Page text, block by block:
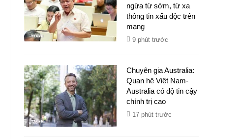
ngừa từ sớm, từ xa
thông tin xấu độc trên
mạng
9 phút trước
Chuyên gia Australia:
Quan hệ Việt Nam-
Australia có độ tin cậy
chính trị cao
17 phút trước